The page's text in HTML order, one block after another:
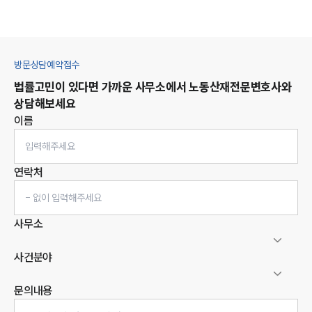
방문상담예약접수
법률고민이 있다면 가까운 사무소에서 노동산재전문변호사와
상담해보세요
이름
연락처
사무소
사건분야
문의내용